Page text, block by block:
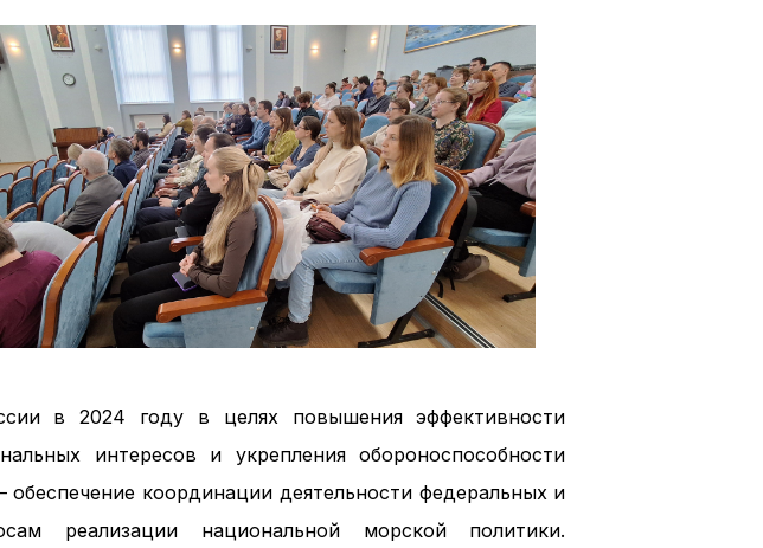
в 2024 году в целях повышения эффективности
интересов и укрепления обороноспособности
координации деятельности федеральных и
реализации национальной морской политики.